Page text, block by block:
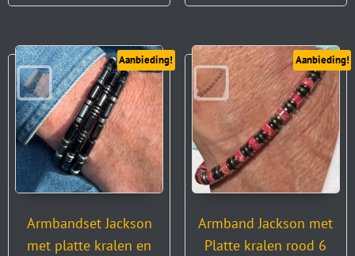
Aanbieding!
Armbandset Jackson
met platte kralen en
Aanbieding!
Armband Jackson met
Platte kralen rood 6